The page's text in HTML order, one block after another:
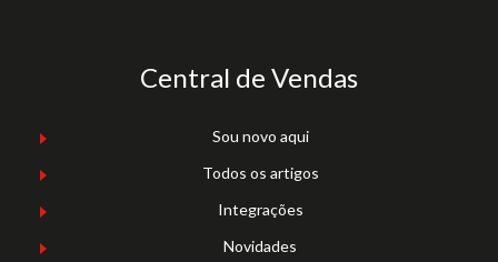
Central de Vendas
Sou novo aqui
Todos os artigos
Integrações
Novidades